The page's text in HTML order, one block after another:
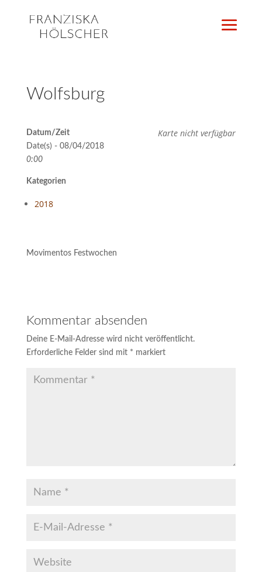
Wolfsburg
Karte nicht verfügbar
Datum/Zeit
Date(s) - 08/04/2018
0:00
Kategorien
2018
Movimentos Festwochen
Kommentar absenden
Deine E-Mail-Adresse wird nicht veröffentlicht.
Erforderliche Felder sind mit * markiert